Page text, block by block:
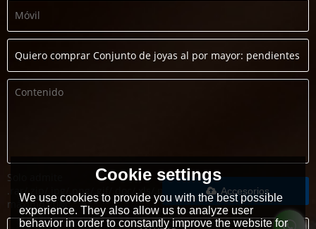
Solo admite
.rar/.zip/.jpg/.png/.gif/.doc/.xls/.pdf,
máximo 20M
Accesorios
Cookie settings
We use cookies to provide you with the best possible
experience. They also allow us to analyze user
behavior in order to constantly improve the website for